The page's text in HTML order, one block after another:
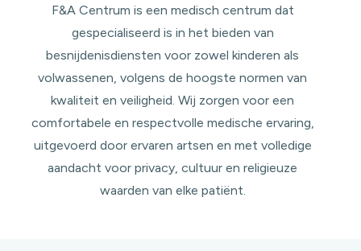
F&A Centrum is een medisch centrum dat
gespecialiseerd is in het bieden van
besnijdenisdiensten voor zowel kinderen als
volwassenen, volgens de hoogste normen van
kwaliteit en veiligheid. Wij zorgen voor een
comfortabele en respectvolle medische ervaring,
uitgevoerd door ervaren artsen en met volledige
aandacht voor privacy, cultuur en religieuze
waarden van elke patiënt.